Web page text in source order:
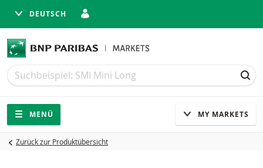
DEUTSCH
Suche
Suche
Navigation
Seitennavigation
MENÜ MY MARKETS
Zurück zur Produktübersicht